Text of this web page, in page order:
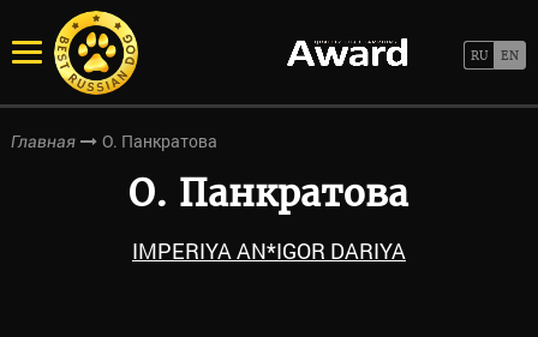
Главная О. Панкратова
О. Панкратова
IMPERIYA AN*IGOR DARIYA